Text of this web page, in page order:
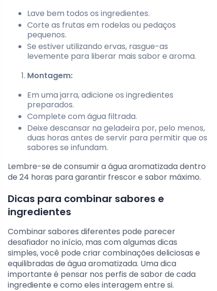
Lave bem todos os ingredientes.
Corte as frutas em rodelas ou pedaços
pequenos.
Se estiver utilizando ervas, rasgue-as
levemente para liberar mais sabor e aroma.
Montagem:
Em uma jarra, adicione os ingredientes
preparados.
Complete com água filtrada.
Deixe descansar na geladeira por, pelo menos,
duas horas antes de servir para permitir que os
sabores se infundam.
Lembre-se de consumir a água aromatizada dentro
de 24 horas para garantir frescor e sabor máximo.
Dicas para combinar sabores e
ingredientes
Combinar sabores diferentes pode parecer
desafiador no início, mas com algumas dicas
simples, você pode criar combinações deliciosas e
equilibradas de água aromatizada. Uma dica
importante é pensar nos perfis de sabor de cada
ingrediente e como eles interagem entre si.